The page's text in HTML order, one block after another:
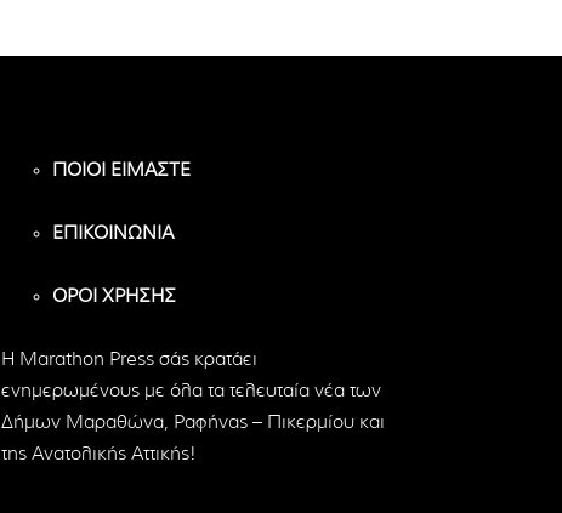
ΠΟΙΟΙ ΕΙΜΑΣΤΕ
ΕΠΙΚΟΙΝΩΝΙΑ
ΟΡΟΙ ΧΡΗΣΗΣ
H Marathon Press σάς κρατάει
ενημερωμένους με όλα τα τελευταία νέα των
Δήμων Μαραθώνα, Ραφήνας – Πικερμίου και
της Ανατολικής Αττικής!